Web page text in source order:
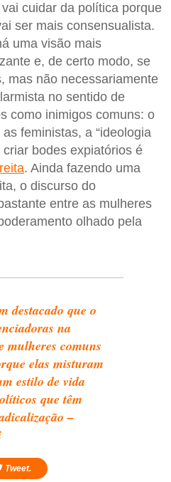
vai cuidar da política porque
ser mais consensualista.
uma visão mais
e, de certo modo, se
mas não necessariamente
no sentido de
como inimigos comuns: o
feministas, a “ideologia
criar bodes expiatórios é
. Ainda fazendo uma
o discurso do
entre as mulheres
olhado pela
destacado que o
na
mulheres comuns
elas misturam
estilo de vida
que têm
–
Tweet.